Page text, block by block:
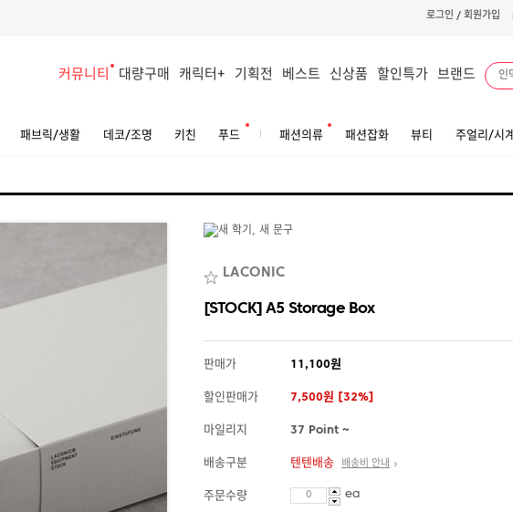
로그인 / 회원가입
커뮤니티 대량구매 캐릭터+ 기획전 베스트 신상품 할인특가 브랜드
패브릭/생활 데코/조명 키친 푸드 패션의류 패션잡화 뷰티 주얼리/시계
LACONIC
[STOCK] A5 Storage Box
판매가 11,100원
할인판매가 7,500원 [32%]
마일리지 37 Point ~
배송구분 텐텐배송 배송비 안내
주문수량 ea